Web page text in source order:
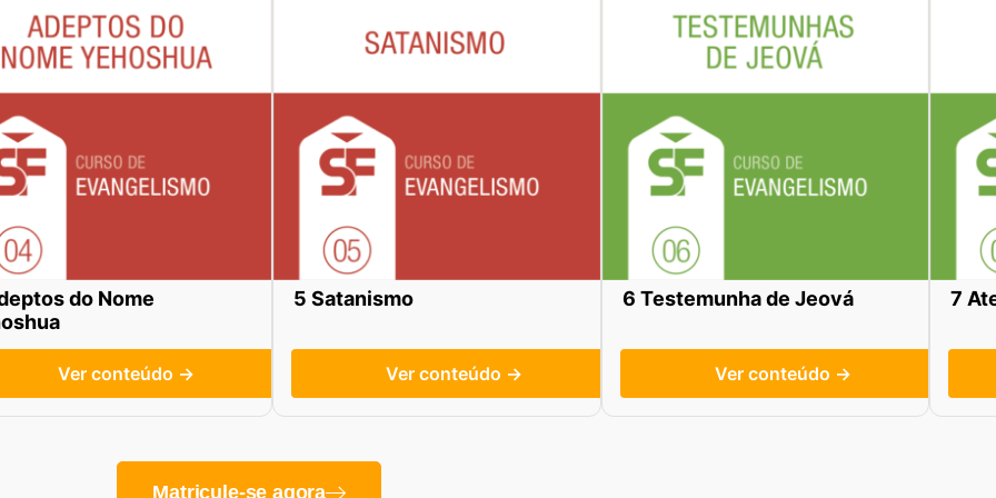
do Nome
Ver conteúdo →
5 Satanismo
Ver conteúdo →
6 Testemunha de Jeová
Ver conteúdo →
7
Matricule-se agora